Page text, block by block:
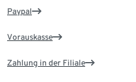
Paypal
Vorauskasse
Zahlung in der Filiale